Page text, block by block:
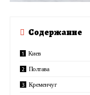
Содержание
Киев
Полтава
Кременчуг